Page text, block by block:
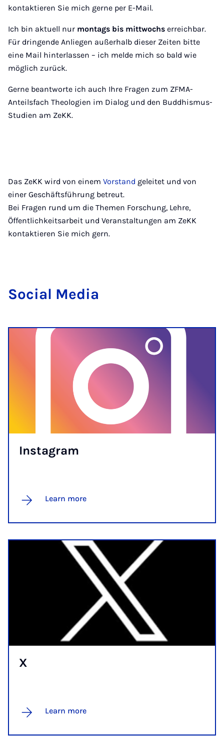
kontaktieren Sie mich gerne per E-Mail.
Ich bin aktuell nur montags bis mittwochs erreichbar.
Für dringende Anliegen außerhalb dieser Zeiten bitte
eine Mail hinterlassen – ich melde mich so bald wie
möglich zurück.
Gerne beantworte ich auch Ihre Fragen zum ZFMA-
Anteilsfach Theologien im Dialog und den Buddhismus-
Studien am ZeKK.
Das ZeKK wird von einem Vorstand geleitet und von
einer Geschäftsführung betreut.
Bei Fragen rund um die Themen Forschung, Lehre,
Öffentlichkeitsarbeit und Veranstaltungen am ZeKK
kontaktieren Sie mich gern.
So­cial Me­dia
In­s­tagram
Learn more
X
Learn more